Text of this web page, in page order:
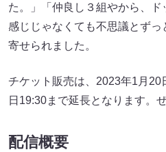
た。」「仲良し３組やから、
感じじゃなくても不思議とず
寄せられました。
チケット販売は、2023年1月20
日19:30まで延長となります。
配信概要